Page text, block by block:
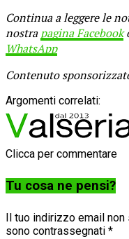
Continua a leggere le
nostrapagina Facebook
WhatsApp
Contenuto
Argomenti correlati:
Clicca per commentare
Tu cosa ne pensi?
Il tuo indirizzo email non
sono contrassegnati *